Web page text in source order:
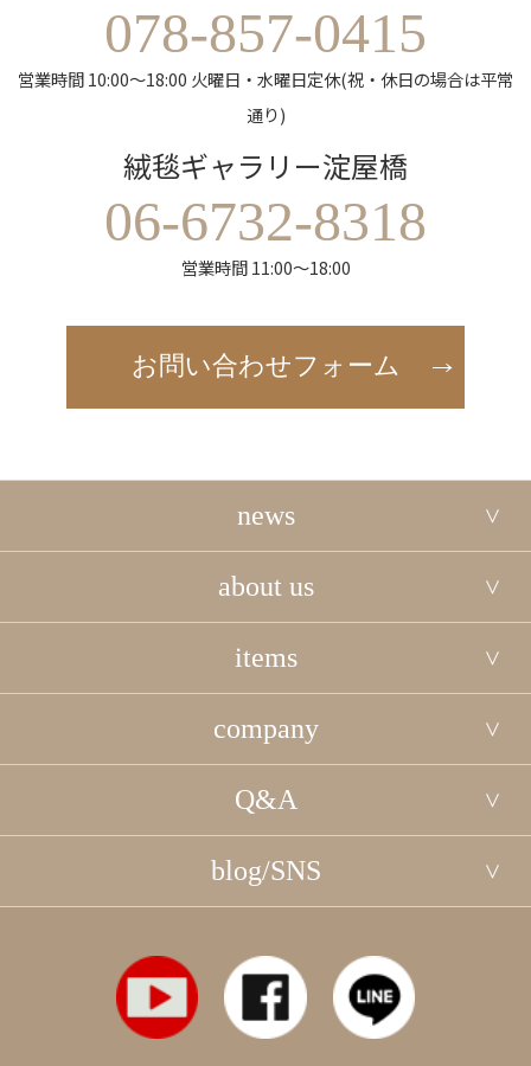
078-857-0415
営業時間 10:00～18:00 火曜日・水曜日定休(祝・休日の場合は平常
通り)
絨毯ギャラリー淀屋橋
06-6732-8318
営業時間 11:00～18:00
お問い合わせフォーム
news
about us
items
company
Q&A
blog/SNS